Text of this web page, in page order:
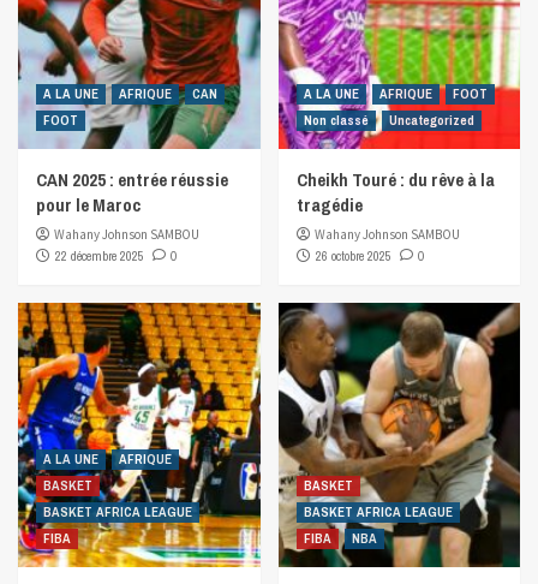
A LA UNE AFRIQUE
CAN
FOOT
CAN 2025 : entrée réussie
pour le Maroc
Wahany Johnson SAMBOU
22 décembre 2025
0
A LA UNE AFRIQUE
FOOT
Non classé
Uncategorized
Cheikh Touré : du rêve à la
tragédie
Wahany Johnson SAMBOU
26 octobre 2025
0
A LA UNE
AFRIQUE
BASKET
BASKET AFRICA LEAGUE
FIBA
BASKET
BASKET AFRICA LEAGUE
FIBA
NBA